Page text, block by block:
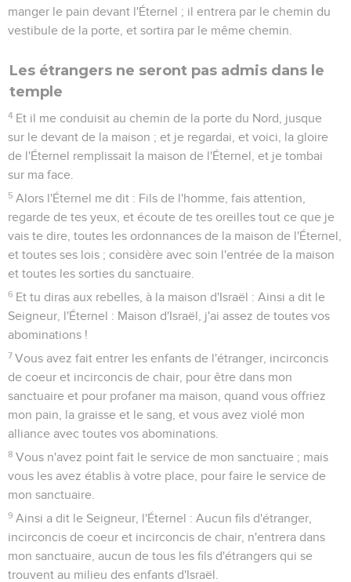
manger le pain devant l'Éternel ; il entrera par le chemin du
vestibule de la porte, et sortira par le même chemin.
Les étrangers ne seront pas admis dans le
temple
4 Et il me conduisit au chemin de la porte du Nord, jusque
sur le devant de la maison ; et je regardai, et voici, la gloire
de l'Éternel remplissait la maison de l'Éternel, et je tombai
sur ma face.
5 Alors l'Éternel me dit : Fils de l'homme, fais attention,
regarde de tes yeux, et écoute de tes oreilles tout ce que je
vais te dire, toutes les ordonnances de la maison de l'Éternel,
et toutes ses lois ; considère avec soin l'entrée de la maison
et toutes les sorties du sanctuaire.
6 Et tu diras aux rebelles, à la maison d'Israël : Ainsi a dit le
Seigneur, l'Éternel : Maison d'Israël, j'ai assez de toutes vos
abominations !
7 Vous avez fait entrer les enfants de l'étranger, incirconcis
de coeur et incirconcis de chair, pour être dans mon
sanctuaire et pour profaner ma maison, quand vous offriez
mon pain, la graisse et le sang, et vous avez violé mon
alliance avec toutes vos abominations.
8 Vous n'avez point fait le service de mon sanctuaire ; mais
vous les avez établis à votre place, pour faire le service de
mon sanctuaire.
9 Ainsi a dit le Seigneur, l'Éternel : Aucun fils d'étranger,
incirconcis de coeur et incirconcis de chair, n'entrera dans
mon sanctuaire, aucun de tous les fils d'étrangers qui se
trouvent au milieu des enfants d'Israël.